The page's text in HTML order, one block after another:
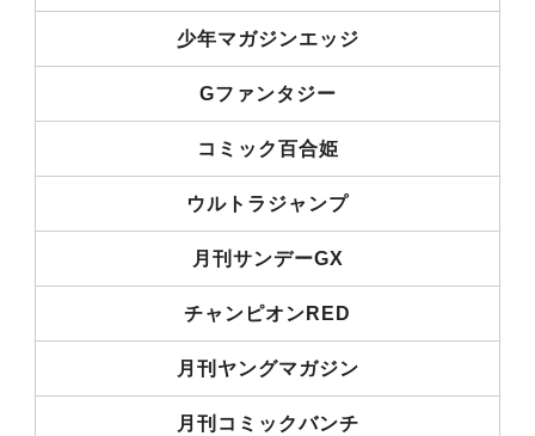
少年マガジンエッジ
Gファンタジー
コミック百合姫
ウルトラジャンプ
月刊サンデーGX
チャンピオンRED
月刊ヤングマガジン
月刊コミックバンチ